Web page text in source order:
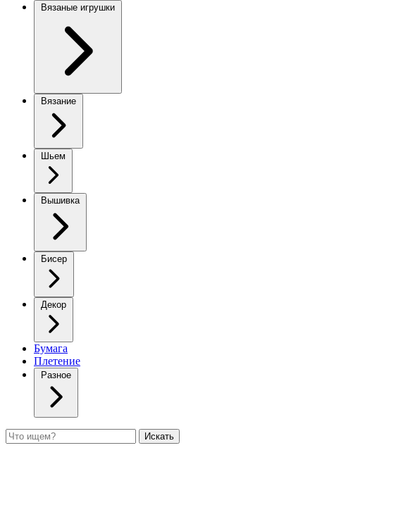
Вязаные игрушки
Вязание
Шьем
Вышивка
Бисер
Декор
Бумага
Плетение
Разное
Поиск Искать